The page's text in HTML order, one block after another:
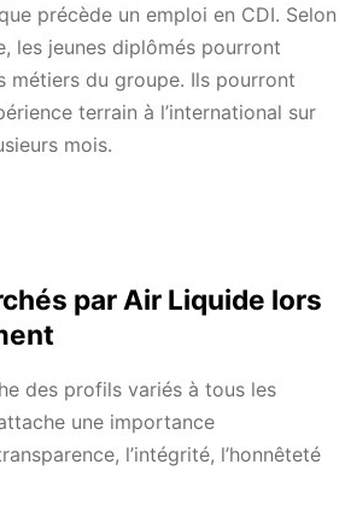
précède un emploi en CDI. Selon
les jeunes diplômés pourront
métiers du groupe. Ils pourront
terrain à l’international sur
mois.
par Air Liquide lors
des profils variés à tous les
une importance
l’intégrité, l’honnêteté